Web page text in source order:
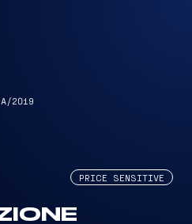
/2019
PRICE SENSITIVE